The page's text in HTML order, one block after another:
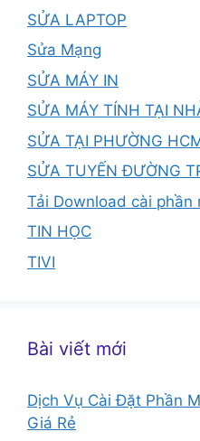
SỬA LAPTOP
Sửa Mạng
SỬA MÁY IN
SỬA MÁY TÍNH TẠI
SỬA TẠI PHƯỜNG
SỬA TUYẾN ĐƯỜNG
Tải Download cài phần
TIN HỌC
TIVI
Bài viết mới
Dịch Vụ Cài Đặt Phần
Giá Rẻ